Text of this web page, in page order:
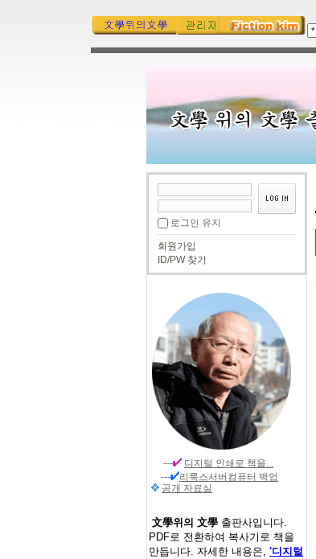
로그인 유지
회원가입
ID/PW 찾기
--- 디지털 인쇄 로 책을...
---
리룩스서버컴퓨터 백업
공개 자료실
文學위의 文學 출판사입니다.
PDF로 전환하여 복사기로 책을
만듭니다. 자세한 내용은, '디지털